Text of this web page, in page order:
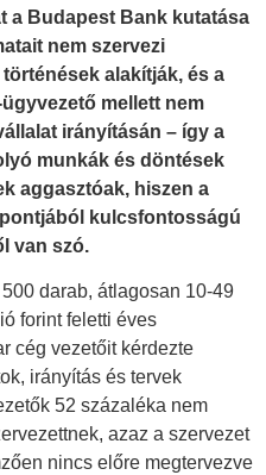
a Budapest Bank kutatása
nem szervezi
alakítják, és a
mellett nem
irányításán – így a
munkák és döntések
aggasztóak, hiszen a
kulcsfontosságú
van szó.
darab, átlagosan 10-49
forint feletti éves
cég vezetőit kérdezte
irányítás és tervek
52 százaléka nem
azaz a szervezet
nincs előre megtervezve